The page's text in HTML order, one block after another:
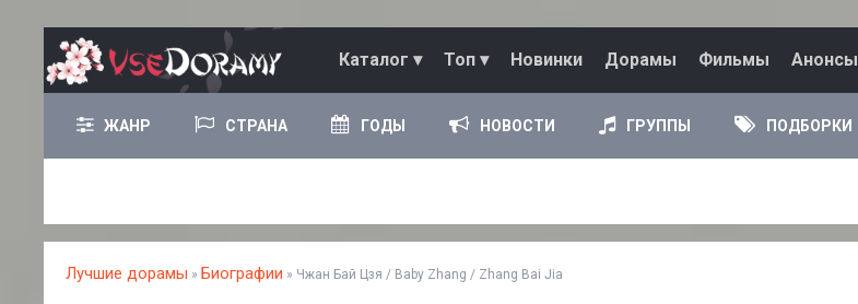
Каталог ▾ Топ ▾ Новинки Дорамы Фильмы Анонсы
ЖАНР СТРАНА ГОДЫ НОВОСТИ ГРУППЫ ПОДБОРКИ
Лучшие дорамы » Биографии » Чжан Бай Цзя / Baby Zhang / Zhang Bai Jia